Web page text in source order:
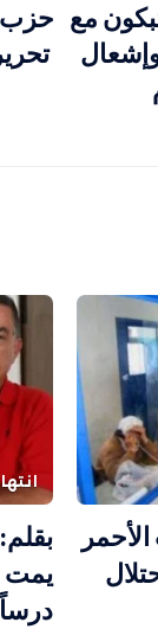
مع حزب
يمت